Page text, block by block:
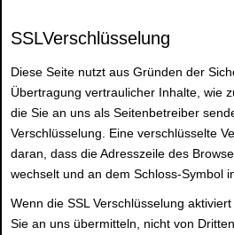
SSLVerschlüsselung
Diese Seite nutzt aus Gründen der
Übertragung vertraulicher Inhalte, wie
die Sie an uns als Seitenbetreiber
Verschlüsselung. Eine verschlüsselte
daran, dass die Adresszeile des
wechselt und an dem Schloss-Symbol
Wenn die SSL Verschlüsselung
Sie an uns übermitteln, nicht von